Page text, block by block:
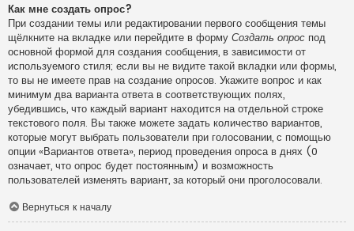
Как мне создать опрос?
При создании темы или редактировании первого сообщения темы
щёлкните на вкладке или перейдите в форму Создать опрос под
основной формой для создания сообщения, в зависимости от
используемого стиля; если вы не видите такой вкладки или формы,
то вы не имеете прав на создание опросов. Укажите вопрос и как
минимум два варианта ответа в соответствующих полях,
убедившись, что каждый вариант находится на отдельной строке
текстового поля. Вы также можете задать количество вариантов,
которые могут выбрать пользователи при голосовании, с помощью
опции «Вариантов ответа», период проведения опроса в днях (0
означает, что опрос будет постоянным) и возможность
пользователей изменять вариант, за который они проголосовали.
Вернуться к началу